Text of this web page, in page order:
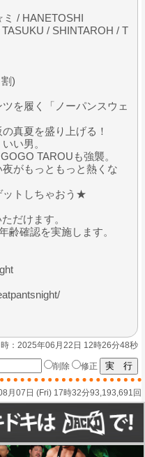
/ HANETOSHI
/ SHINTAROH / T
)
を履く「ノーパンスウェ
真夏を盛り上げる！
い男。
TAROUも強襲。
がもっともっと熱くな
ットしちゃおう★
だけます。
齢確認を実施します。
：2025年06月22日 12時26分48秒
削除 修正
月07日 (Fri) 17時32分93,193,691回